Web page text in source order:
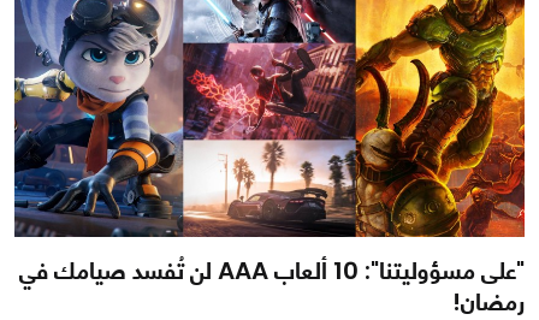
"على مسؤوليتنا": 10 ألعاب AAA لن تُفسد صيامك في
رمضان!